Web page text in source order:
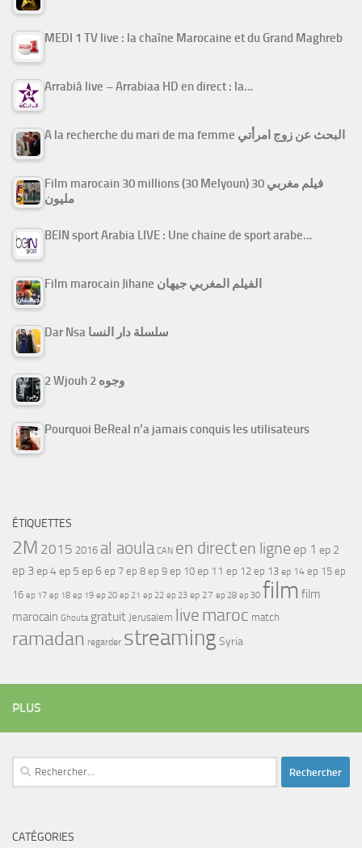
MEDI 1 TV live : la chaîne Marocaine et du Grand Maghreb
Arrabiâ live – Arrabiaa HD en direct : la…
A la recherche du mari de ma femme البحث عن زوج امرأتي
Film marocain 30 millions (30 Melyoun) فيلم مغربي 30
مليون
BEIN sport Arabia LIVE : Une chaine de sport arabe…
Film marocain Jihane الفيلم المغربي جيهان
Dar Nsa سلسلة دار النسا
2 Wjouh 2 وجوه
Pourquoi BeReal n’a jamais conquis les utilisateurs
ÉTIQUETTES
2M 2015 2016 al aoula CAN en directen ligne ep 1 ep 2
ep 3ep 4ep 5 ep 6 ep 7 ep 8 ep 9 ep 10 ep 11 ep 12 ep 13 ep 14 ep 15 ep
16 ep 17 ep 18 ep 19 ep 20 ep 21 ep 22 ep 23 ep 27 ep 28 ep 30 film film
marocain Ghouta gratuit Jerusalem live maroc match
ramadan regarder streamingSyria
PLUS
Rechercher :
CATÉGORIES